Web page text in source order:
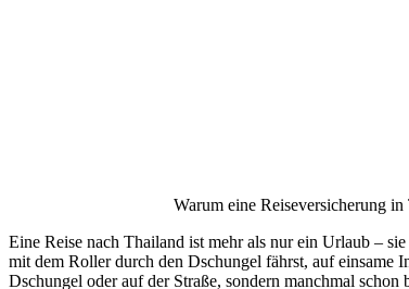
Warum eine Reiseversicherung
Eine Reise nach Thailand ist mehr als nur ein Urlaub –
mit dem Roller durch den Dschungel fährst, auf einsame
Dschungel oder auf der Straße, sondern manchmal